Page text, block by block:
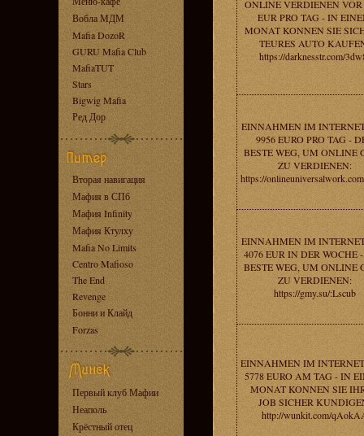
Вобла МДМ
Mafia DozoR
GURU Mafia Club
MafiaTUT
Stars
Bigwig Mafia
Ред Дор
Вторая навигация
Мафия в СПб
Мафия Infinity
Мафия Ктулху
Mafia No Limits
Centro Mafioso
The End
Revenge
Бонни и Клайд
Forzas
Первый клуб Мафии
Неаполь
Крёстный отец
ONLINE VERDIENEN VOR
EUR PRO TAG - IN
MONAT KONNEN SIE
TEURES AUTO
https://darknesstr.com/
EINNAHMEN IM
9956 EURO PRO TAG -
BESTE WEG, UM ONLINE
ZU VERDIENEN:
https://
EINNAHMEN IM
4076 EUR IN DER WOCHE
BESTE WEG, UM ONLINE
ZU VERDIENEN:
https://gmy.su/:Lscub
EINNAHMEN IM
5778 EURO AM TAG - IN
MONAT KONNEN SIE
JOB SICHER
http://wunkit.com/